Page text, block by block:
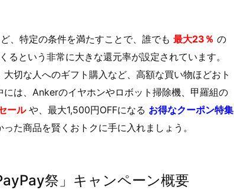
、特定の条件を満たすことで、誰でも 最大23％ の
という非常に大きな還元率が設定されています。
切な人へのギフト購入など、高額な買い物ほどおト
は、Ankerのイヤホンやロボット掃除機、甲羅組の
ールや、最大1,500円OFFになる お得なクーポン特集
た商品を賢くおトクに手に入れましょう。
祭」キャンペーン概要